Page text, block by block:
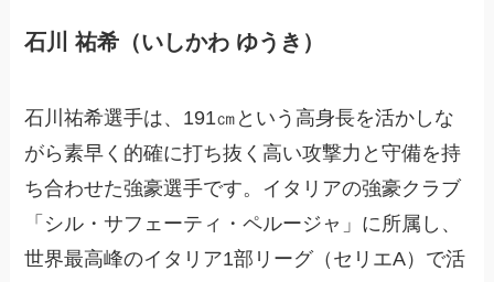
石川 祐希（いしかわ ゆうき）
石川祐希選手は、191㎝という高身長を活かしな
がら素早く的確に打ち抜く高い攻撃力と守備を持
ち合わせた強豪選手です。イタリアの強豪クラブ
「シル・サフェーティ・ペルージャ」に所属し、
世界最高峰のイタリア1部リーグ（セリエA）で活